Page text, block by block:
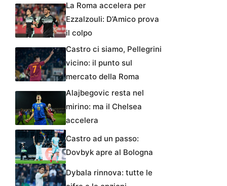
La Roma accelera per
Ezzalzouli: D’Amico prova
il colpo
Castro ci siamo, Pellegrini
vicino: il punto sul
mercato della Roma
Alajbegovic resta nel
mirino: ma il Chelsea
accelera
Castro ad un passo:
Dovbyk apre al Bologna
Dybala rinnova: tutte le